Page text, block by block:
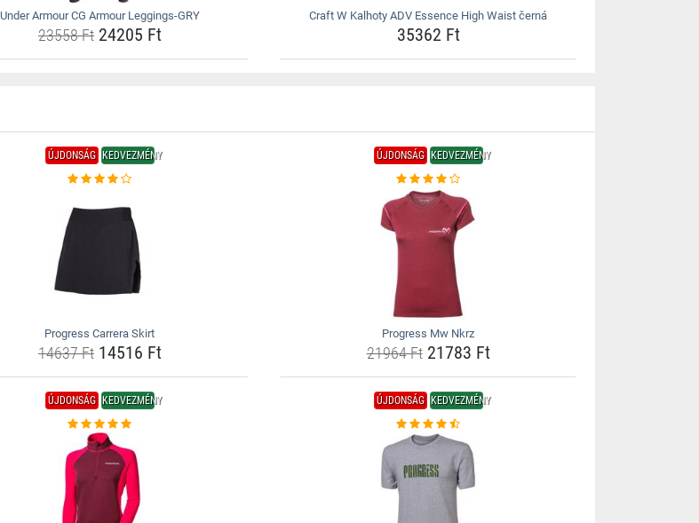
Under Armour CG Armour Leggings-GRY
23558 Ft24205 Ft
Craft W Kalhoty ADV Essence High Waist černá
35362 Ft
ÚJDONSÁG KEDVEZMÉNY
Progress Carrera Skirt
14637 Ft14516 Ft
ÚJDONSÁG KEDVEZMÉNY
Progress Mw Nkrz
21964 Ft21783 Ft
ÚJDONSÁG KEDVEZMÉNY ÚJDONSÁG KEDVEZMÉNY